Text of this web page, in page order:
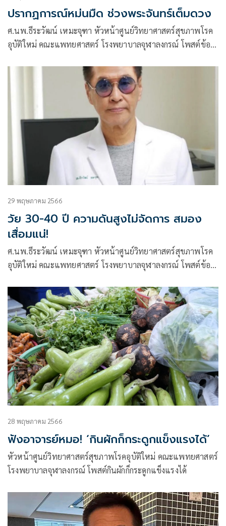
ปรากฏการณ์หม่นมืด ช่วงพระจันทร์เต็มดวง
ศ.นพ.ธีระวัฒน์ เหมะจุฑา หัวหน้าศูนย์วิทยาศาสตร์สุขภาพโรค
อุบัติใหม่ คณะแพทยศาสตร์ โรงพยาบาลจุฬาลงกรณ์ โพสต์ข้อ
29 พฤษภาคม 2566
วัย 30-40 ปี ความดันสูงไม่จัดการ สมอง
เสื่อมแน่!
ศ.นพ.ธีระวัฒน์ เหมะจุฑา หัวหน้าศูนย์วิทยาศาสตร์สุขภาพโรค
อุบัติใหม่ คณะแพทยศาสตร์ โรงพยาบาลจุฬาลงกรณ์ โพสต์ข้อ
แน่
28 พฤษภาคม 2566
ฟังอาจารย์หมอ! ‘กินผักก็กระดูกแข็งแรงได้’
หัวหน้าศูนย์วิทยาศาสตร์สุขภาพโรคอุบัติใหม่ คณะแพทยศาสตร์
โรงพยาบาลจุฬาลงกรณ์ โพสต์กินผักก็กระดูกแข็งแรงได้